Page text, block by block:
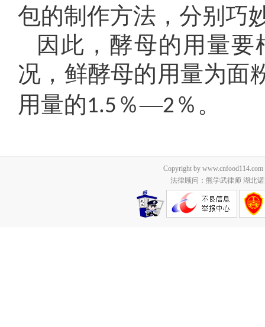
包的制作方法，分别巧
因此，酵母的用量
况，鲜酵母的用量为面
用量的1.5 ％—2 ％。
Copyright by
法律顾问：熊学武律师 湖北